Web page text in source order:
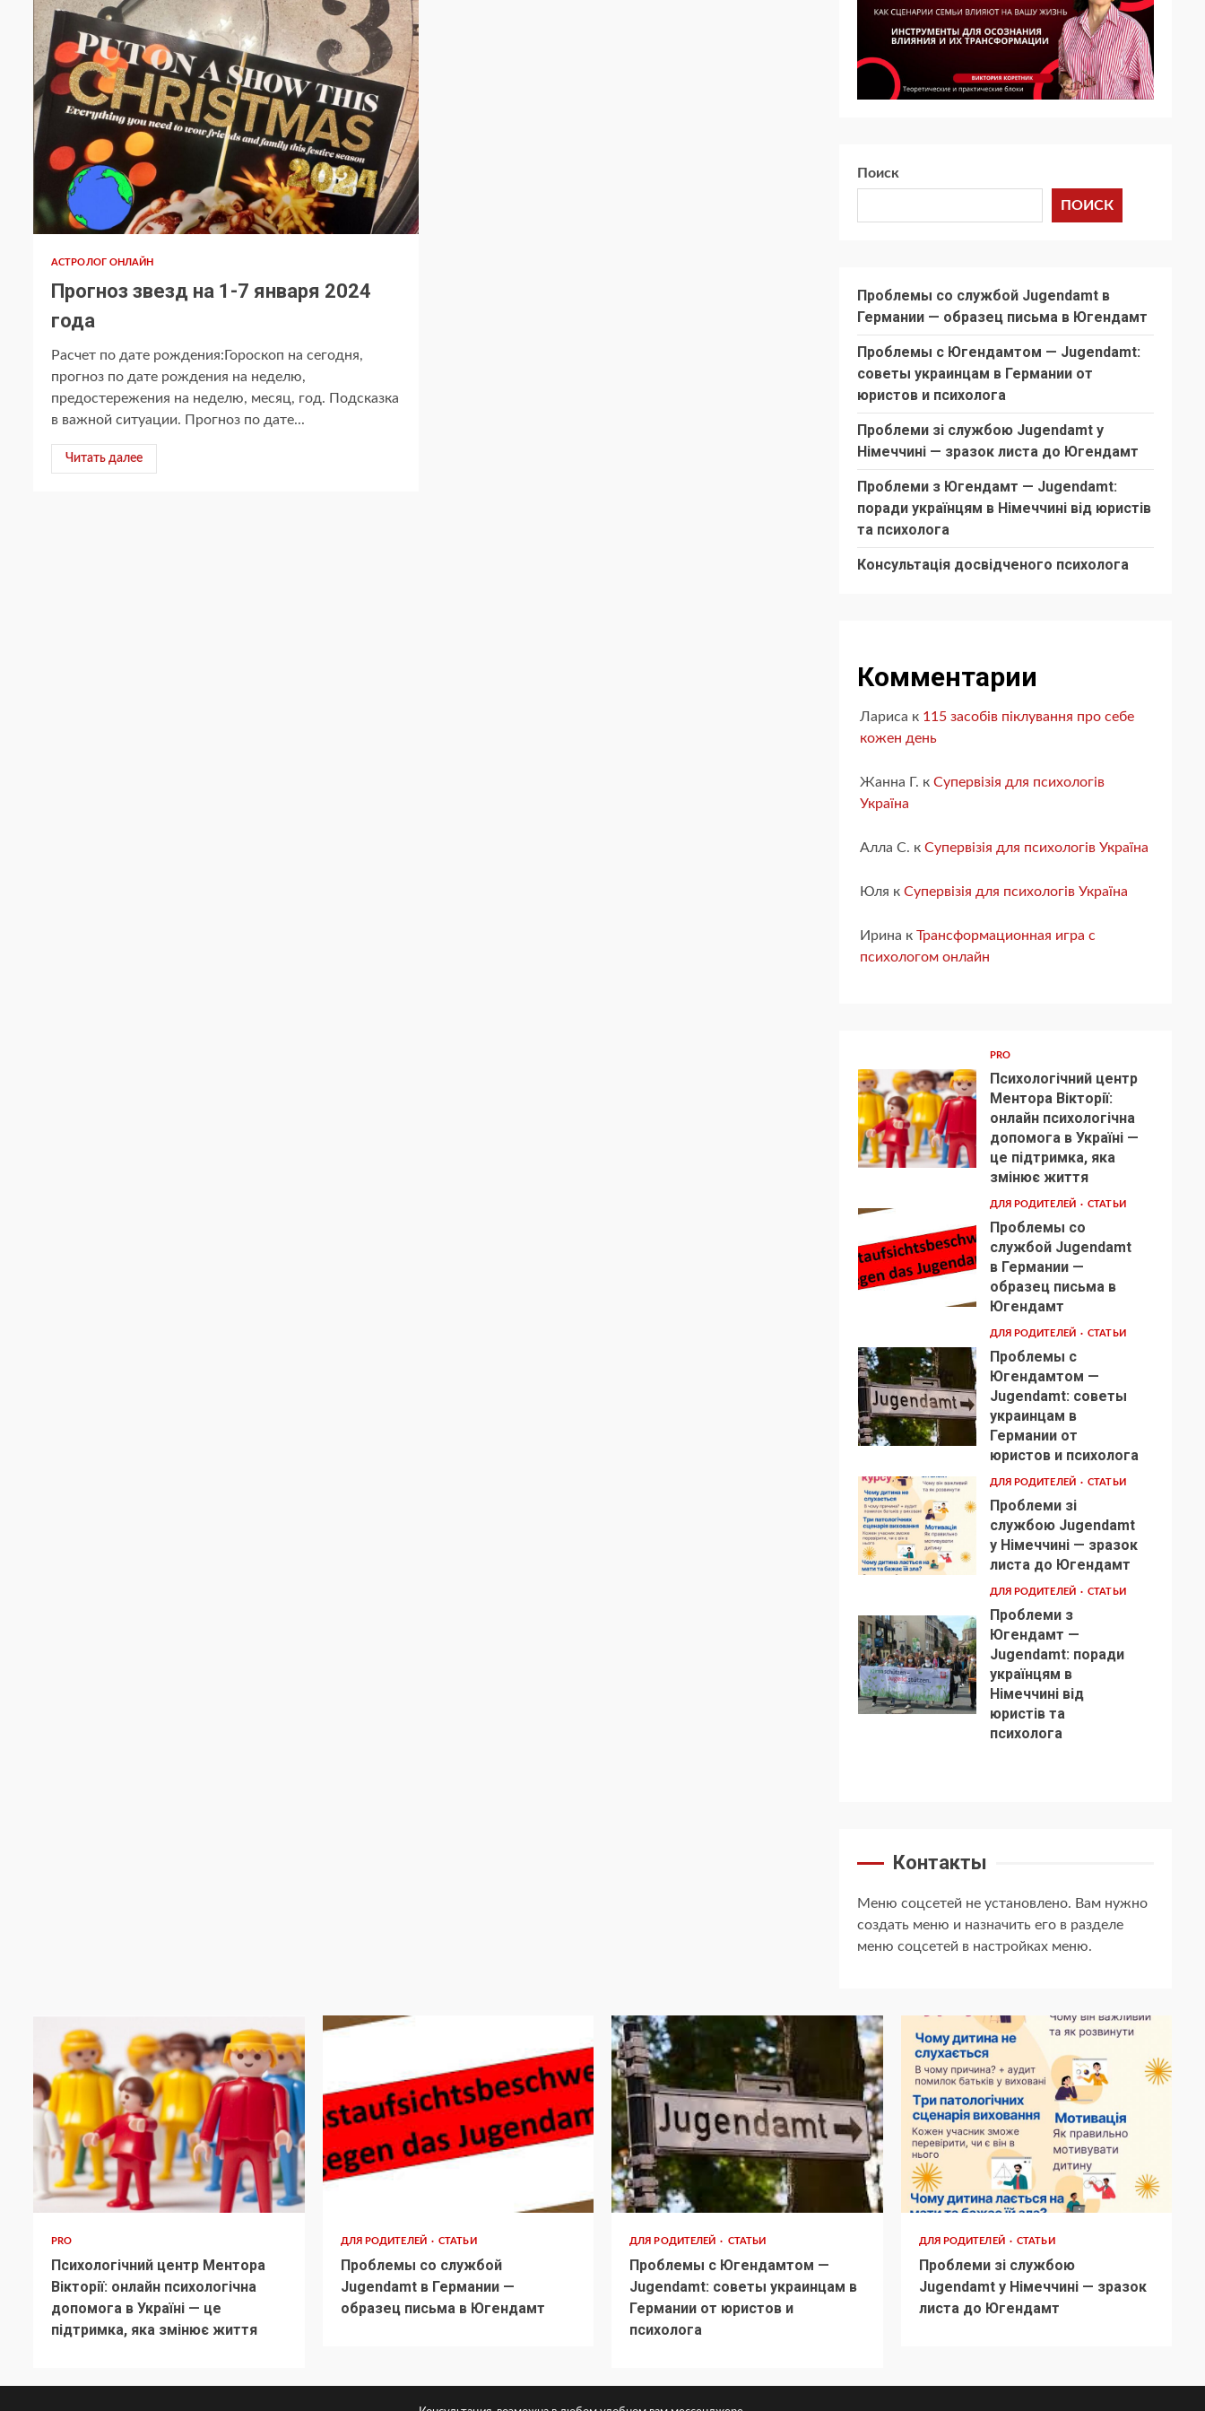
АСТРОЛОГ ОНЛАЙН
Прогноз звезд на 1-7 января 2024
года
Расчет по дате рождения:Гороскоп на сегодня,
прогноз по дате рождения на неделю,
предостережения на неделю, месяц, год. Подсказка
в важной ситуации. Прогноз по дате...
Читать далее
Поиск
ПОИСК
Проблемы со службой Jugendamt в
Германии — образец письма в Югендамт
Проблемы с Югендамтом — Jugendamt:
советы украинцам в Германии от
юристов и психолога
Проблеми зі службою Jugendamt у
Німеччині — зразок листа до Югендамт
Проблеми з Югендамт — Jugendamt:
поради українцям в Німеччині від юристів
та психолога
Консультація досвідченого психолога
Комментарии
Лариса к 115 засобів піклування про себе
кожен день
Жанна Г. к Супервізія для психологів
Україна
Алла С. к Супервізія для психологів Україна
Юля к Супервізія для психологів Україна
Ирина к Трансформационная игра с
психологом онлайн
1
PRO
Психологічний центр
Ментора Вікторії:
онлайн психологічна
допомога в Україні —
це підтримка, яка
змінює життя
2
ДЛЯ РОДИТЕЛЕЙ СТАТЬИ
Проблемы со
службой Jugendamt
в Германии —
образец письма в
Югендамт
3
ДЛЯ РОДИТЕЛЕЙ СТАТЬИ
Проблемы с
Югендамтом —
Jugendamt: советы
украинцам в
Германии от
юристов и психолога
4
ДЛЯ РОДИТЕЛЕЙ СТАТЬИ
Проблеми зі
службою Jugendamt
у Німеччині — зразок
листа до Югендамт
5
ДЛЯ РОДИТЕЛЕЙ СТАТЬИ
Проблеми з
Югендамт —
Jugendamt: поради
українцям в
Німеччині від
юристів та
психолога
Контакты
Меню соцсетей не установлено. Вам нужно
создать меню и назначить его в разделе
меню соцсетей в настройках меню.
PRO
Психологічний центр Ментора
Вікторії: онлайн психологічна
допомога в Україні — це
підтримка, яка змінює життя
ДЛЯ РОДИТЕЛЕЙ СТАТЬИ
Проблемы со службой
Jugendamt в Германии —
образец письма в Югендамт
ДЛЯ РОДИТЕЛЕЙ СТАТЬИ
Проблемы с Югендамтом —
Jugendamt: советы украинцам в
Германии от юристов и
психолога
ДЛЯ РОДИТЕЛЕЙ СТАТЬИ
Проблеми зі службою
Jugendamt у Німеччині — зразок
листа до Югендамт